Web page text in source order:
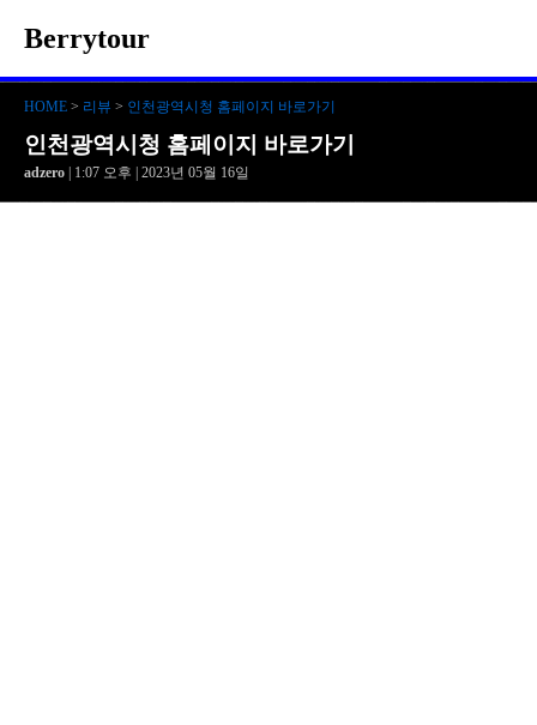
Berrytour
HOME > 리뷰 > 인천광역시청 홈페이지 바로가기
인천광역시청 홈페이지 바로가기
adzero | 1:07 오후 | 2023년 05월 16일